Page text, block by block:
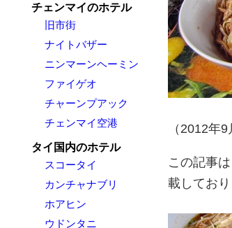
チェンマイのホテル
旧市街
ナイトバザー
ニンマーンヘーミン
ファイゲオ
チャーンプアック
チェンマイ空港
タイ国内のホテル
スコータイ
カンチャナブリ
ホアヒン
ウドンタニ
（2012年9
この記事は
載しており